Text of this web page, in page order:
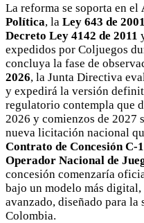
La reforma se soporta en el
Política, la Ley 643 de 2001
Decreto Ley 4142 de 2011
expedidos por Coljuegos
concluya la fase de
2026, la Junta Directiva
y expedirá la versión
regulatorio contempla que
2026 y comienzos de 2027
nueva licitación nacional
Contrato de Concesión C-
Operador Nacional de
concesión comenzaría
bajo un modelo más
avanzado, diseñado para la
Colombia.